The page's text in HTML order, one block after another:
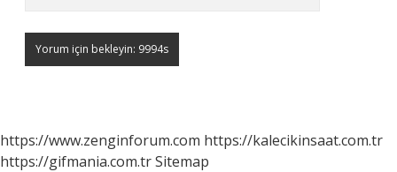
https://www.zenginforum.com https://kalecikinsaat.com.tr
https://gifmania.com.trSitemap